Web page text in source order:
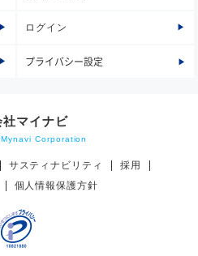
ログイン
プライバシー設定
社マイナビ
Corporation
サスティナビリティ
採用
個人情報保護方針